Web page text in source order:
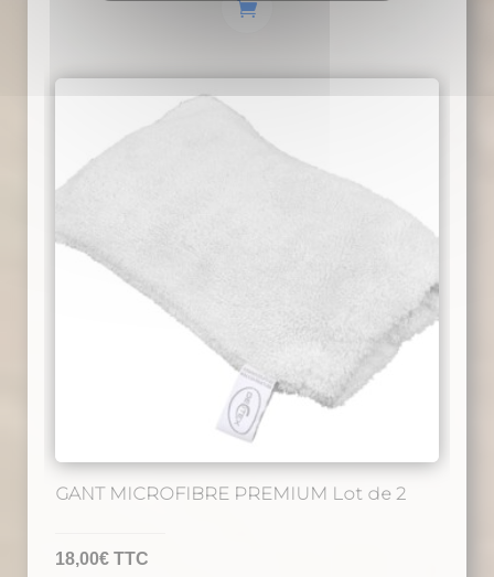
GANT MICROFIBRE PREMIUM Lot de 2
18,00€ TTC